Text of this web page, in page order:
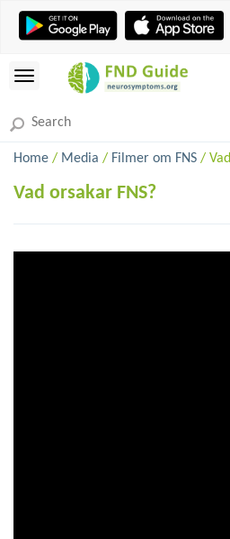
Home / Media / Filmer om FNS /
Vad orsakar FNS?